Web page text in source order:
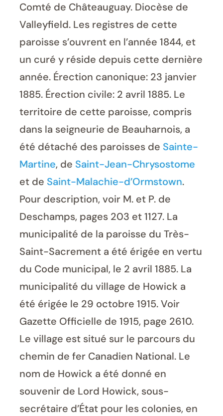
Comté de Châteauguay. Diocèse de
Valleyfield. Les registres de cette
paroisse s’ouvrent en l’année 1844, et
un curé y réside depuis cette dernière
année. Érection canonique: 23 janvier
1885. Érection civile: 2 avril 1885. Le
territoire de cette paroisse, compris
dans la seigneurie de Beauharnois, a
été détaché des paroisses de Sainte-
Martine, de Saint-Jean-Chrysostome
et de Saint-Malachie-d’Ormstown.
Pour description, voir M. et P. de
Deschamps, pages 203 et 1127. La
municipalité de la paroisse du Très-
Saint-Sacrement a été érigée en vertu
du Code municipal, le 2 avril 1885. La
municipalité du village de Howick a
été érigée le 29 octobre 1915. Voir
Gazette Officielle de 1915, page 2610.
Le village est situé sur le parcours du
chemin de fer Canadien National. Le
nom de Howick a été donné en
souvenir de Lord Howick, sous-
secrétaire d’État pour les colonies, en